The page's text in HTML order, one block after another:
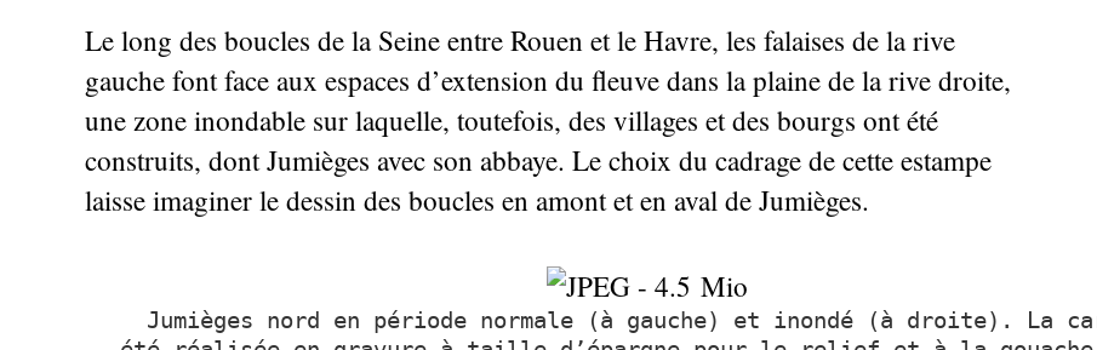
Le long des boucles de la Seine entre Rouen et le Havre, les falaises de la rive
gauche font face aux espaces d’extension du fleuve dans la plaine de la rive droite,
une zone inondable sur laquelle, toutefois, des villages et des bourgs ont été
construits, dont Jumièges avec son abbaye. Le choix du cadrage de cette estampe
laisse imaginer le dessin des boucles en amont et en aval de Jumièges.
Jumièges nord en période normale (à gauche) et inondé (à droite). La